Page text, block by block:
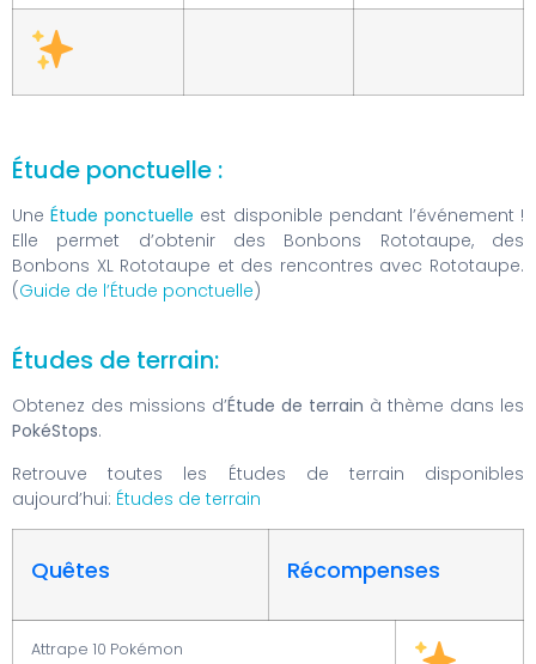
Étude ponctuelle :
UneÉtude ponctuelle est disponible pendant l’événement !
Elle permet d’obtenir des Bonbons Rototaupe, des
Bonbons XL Rototaupe et des rencontres avec Rototaupe.
(Guide de l’Étude ponctuelle)
Études de terrain:
Obtenez des missions d’Étude de terrain à thème dans les
PokéStops.
Retrouve toutes les Études de terrain disponibles
aujourd’hui: Études de terrain
Quêtes Récompenses
Attrape 10 Pokémon